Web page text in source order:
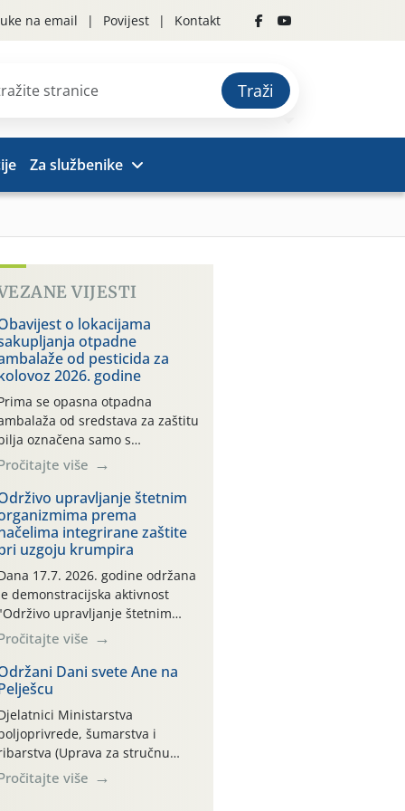
na email Povijest Kontakt
Traži
Za službenike
VIJESTI
o lokacijama
otpadne
od pesticida za
2026. godine
se opasna otpadna
od sredstava za zaštitu
označena samo s
i oznakom
CROCPA EKO MODEL:
ambalaža kao i
drugih proizvoda koji
sredstva za zaštitu bilja
(npr. ambalaža od mineralnih
se ne prihvaća.
je osiguran
povrat prazne
isključivo ovih tvrtki:
MAKS, AGRONOM,
TKI* (PINUS […]
više
upravljanje štetnim
prema
integrirane zaštite
uzgoju krumpira
17.7. 2026. godine održana
demonstracijska aktivnost
upravljanje štetnim
prema načelima
integrirane zaštite pri uzgoju
na pokusnom polju
kraj naselja Belica
parcela ID 2445031)
dio Međimurske
više
Dani svete Ane na
Ministarstva
šumarstva i
(Uprava za stručnu
razvoju poljoprivrede)
sudjelovali su na tradicionalnom
više